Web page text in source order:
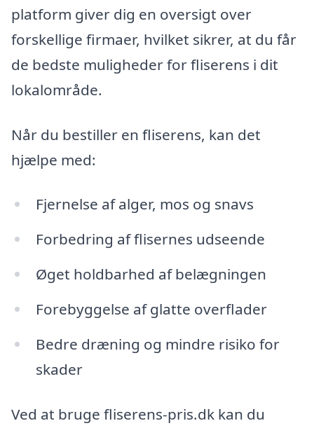
platform giver dig en oversigt over
forskellige firmaer, hvilket sikrer, at du får
de bedste muligheder for fliserens i dit
lokalområde.
Når du bestiller en fliserens, kan det
hjælpe med:
Fjernelse af alger, mos og snavs
Forbedring af flisernes udseende
Øget holdbarhed af belægningen
Forebyggelse af glatte overflader
Bedre dræning og mindre risiko for
skader
Ved at bruge fliserens-pris.dk kan du